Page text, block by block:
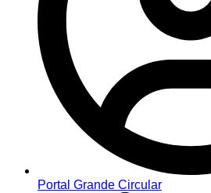
Portal Grande Circular